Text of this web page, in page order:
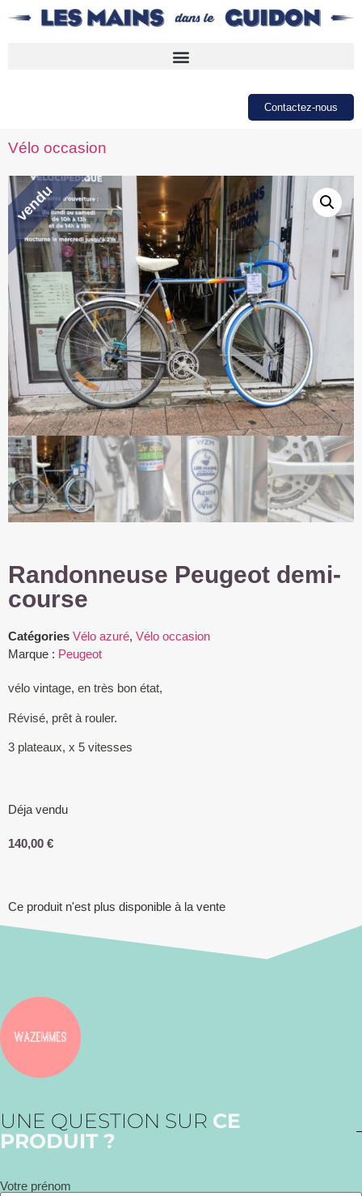
Contactez-nous
Vélo occasion
vendu
Randonneuse Peugeot demi-
course
Catégories Vélo azuré, Vélo occasion
Marque : Peugeot
vélo vintage, en très bon état,
Révisé, prêt à rouler.
3 plateaux, x 5 vitesses
Déja vendu
140,00 €
Ce produit n'est plus disponible à la vente
UNE QUESTION SUR CE
PRODUIT ?
Votre prénom